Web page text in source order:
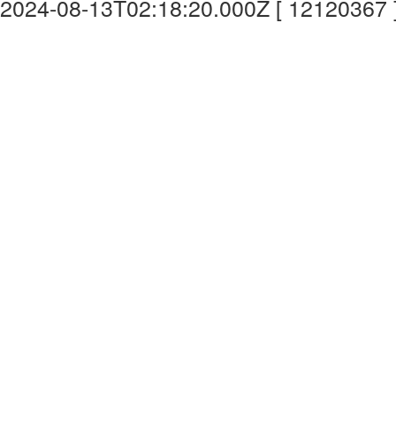
2024-08-13T02:18:20.000Z [ 12120367